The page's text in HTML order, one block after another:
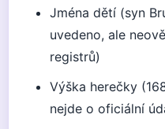
Jména dětí (syn
uvedeno, ale
registrů)
Výška herečky
nejde o oficiální